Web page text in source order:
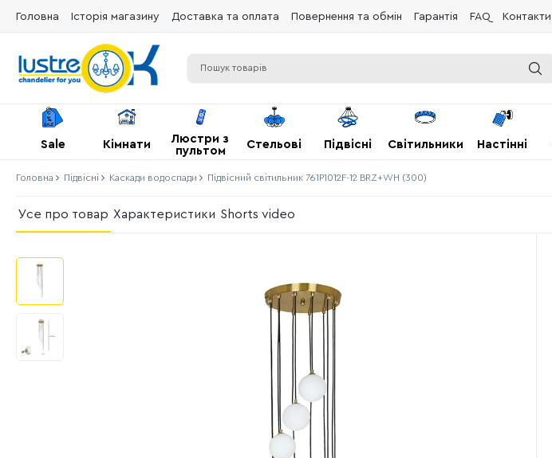
Головна Історія магазину Доставка та оплата Повернення та обмін Гарантія FAQ Контакти
Sale Кімнати
Люстри з
пультом
Стельові Підвісні Світильники Настінні
Головна Підвісні Каскади водоспади Підвісний світильник 761P1012F-12 BRZ+WH (300)
Усе про товар Характеристики Shorts video